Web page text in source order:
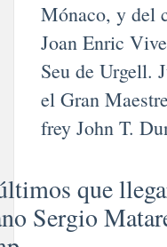
Mónaco, y del
Joan Enric
Seu de Urgell.
el Gran
frey John T.
que
Sergio